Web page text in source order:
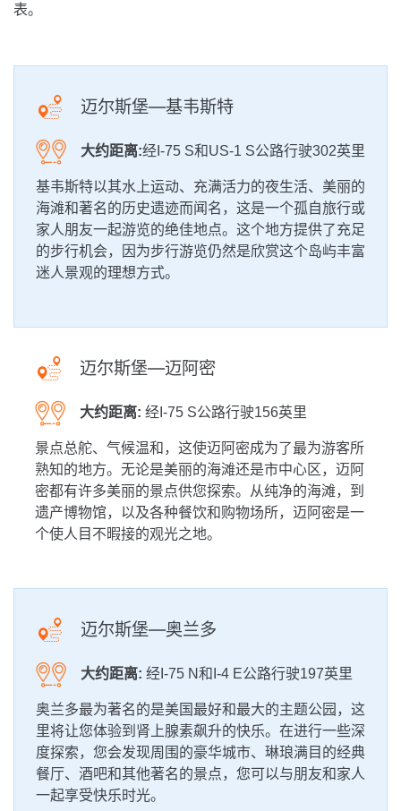
表。
迈尔斯堡—基韦斯特
大约距离:经I-75 S和US-1 S公路行驶302英里
基韦斯特以其水上运动、充满活力的夜生活、美丽的
海滩和著名的历史遗迹而闻名，这是一个孤自旅行或
家人朋友一起游览的绝佳地点。这个地方提供了充足
的步行机会，因为步行游览仍然是欣赏这个岛屿丰富
迷人景观的理想方式。
迈尔斯堡—迈阿密
大约距离: 经I-75 S公路行驶156英里
景点总舵、气候温和，这使迈阿密成为了最为游客所
熟知的地方。无论是美丽的海滩还是市中心区，迈阿
密都有许多美丽的景点供您探索。从纯净的海滩，到
遗产博物馆，以及各种餐饮和购物场所，迈阿密是一
个使人目不暇接的观光之地。
迈尔斯堡—奥兰多
大约距离: 经I-75 N和I-4 E公路行驶197英里
奥兰多最为著名的是美国最好和最大的主题公园，这
里将让您体验到肾上腺素飙升的快乐。在进行一些深
度探索，您会发现周围的豪华城市、琳琅满目的经典
餐厅、酒吧和其他著名的景点，您可以与朋友和家人
一起享受快乐时光。